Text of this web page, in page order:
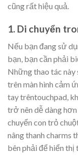
cũng rất hiệu quả.
1. Di chuyển
Nếu bạn đang sử
bạn, bạn cần phải
Những thao tác này
trên màn hình cảm
tay trêntouchpad,
trở nên dễ dàng
chuyển con trỏ
nâng thanh charms
bên phải để hiển thị